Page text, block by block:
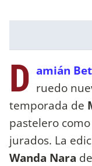
D amián
ruedo
temporada de
pastelero
jurados. La
Wanda Nara